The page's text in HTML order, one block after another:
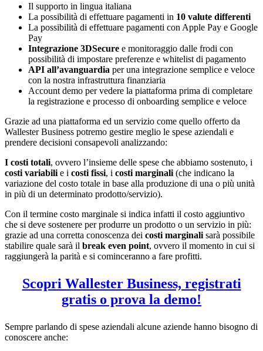
Il supporto in lingua italiana
La possibilità di effettuare pagamenti in 10 valute differenti
La possibilità di effettuare pagamenti con Apple Pay e Google
Pay
Integrazione 3DSecure e monitoraggio dalle frodi con
possibilità di impostare preferenze e whitelist di pagamento
API all’avanguardia per una integrazione semplice e veloce
con la nostra infrastruttura finanziaria
Account demo per vedere la piattaforma prima di completare
la registrazione e processo di onboarding semplice e veloce
Grazie ad una piattaforma ed un servizio come quello offerto da
Wallester Business potremo gestire meglio le spese aziendali e
prendere decisioni consapevoli analizzando:
I costi totali, ovvero l’insieme delle spese che abbiamo sostenuto, i
costi variabili e i costi fissi, i costi marginali (che indicano la
variazione del costo totale in base alla produzione di una o più unità
in più di un determinato prodotto/servizio).
Con il termine costo marginale si indica infatti il costo aggiuntivo
che si deve sostenere per produrre un prodotto o un servizio in più:
grazie ad una corretta conoscenza dei costi marginali sarà possibile
stabilire quale sarà il break even point, ovvero il momento in cui si
raggiungerà la parità e si cominceranno a fare profitti.
Scopri Wallester Business, registrati
gratis o prova la demo!
Sempre parlando di spese aziendali alcune aziende hanno bisogno di
conoscere anche: